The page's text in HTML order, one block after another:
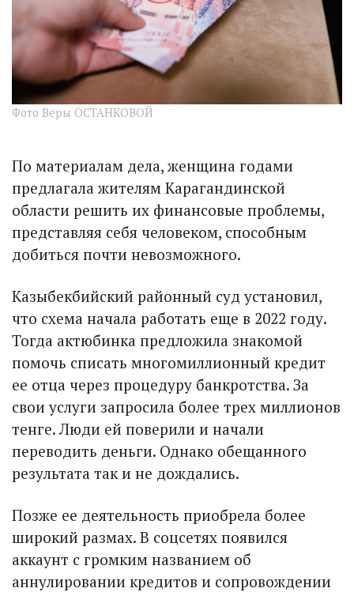
Фото Веры ОСТАНКОВОЙ
По материалам дела, женщина годами
предлагала жителям Карагандинской
области решить их финансовые проблемы,
представляя себя человеком, способным
добиться почти невозможного.
Казыбекбийский районный суд установил,
что схема начала работать еще в 2022 году.
Тогда актюбинка предложила знакомой
помочь списать многомиллионный кредит
ее отца через процедуру банкротства. За
свои услуги запросила более трех миллионов
тенге. Люди ей поверили и начали
переводить деньги. Однако обещанного
результата так и не дождались.
Позже ее деятельность приобрела более
широкий размах. В соцсетях появился
аккаунт с громким названием об
аннулировании кредитов и сопровождении